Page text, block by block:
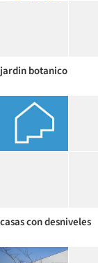
jardin botanico
casas con desniveles